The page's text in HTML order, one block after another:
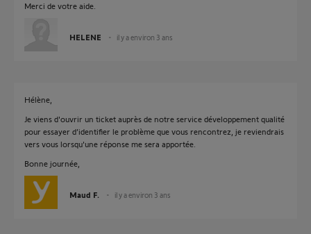
Merci de votre aide.
HELENE il y a environ 3 ans
Hélène,
Je viens d'ouvrir un ticket auprès de notre service développement qualité
pour essayer d’identifier le problème que vous rencontrez, je reviendrais
vers vous lorsqu'une réponse me sera apportée.
Bonne journée,
Maud F. il y a environ 3 ans